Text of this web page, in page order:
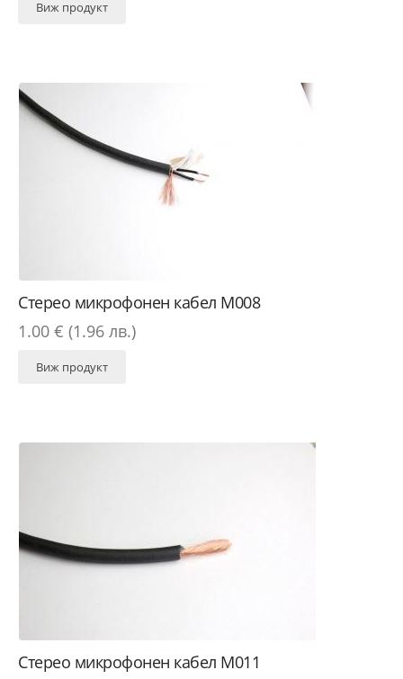
Виж продукт
Стерео микрофонен кабел М008
1.00 € (1.96 лв.)
Виж продукт
Стерео микрофонен кабел М011